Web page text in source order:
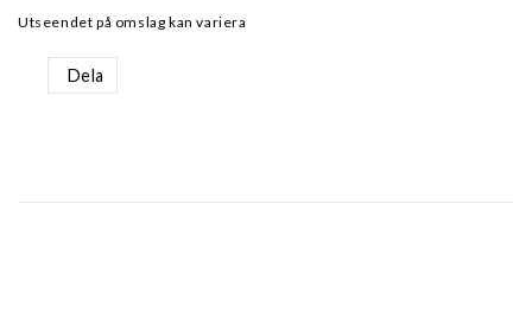
Utseendet på omslag kan variera
Dela